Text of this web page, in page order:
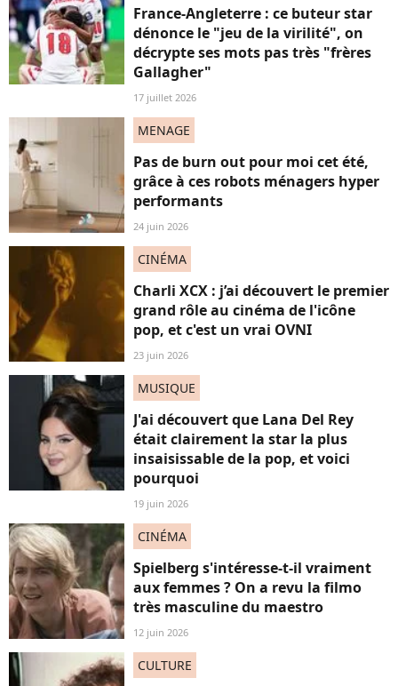
France-Angleterre : ce buteur star
dénonce le "jeu de la virilité", on
décrypte ses mots pas très "frères
Gallagher"
17 juillet 2026
MENAGE
Pas de burn out pour moi cet été,
grâce à ces robots ménagers hyper
performants
24 juin 2026
CINÉMA
Charli XCX : j’ai découvert le premier
grand rôle au cinéma de l'icône
pop, et c'est un vrai OVNI
23 juin 2026
MUSIQUE
J'ai découvert que Lana Del Rey
était clairement la star la plus
insaisissable de la pop, et voici
pourquoi
19 juin 2026
CINÉMA
Spielberg s'intéresse-t-il vraiment
aux femmes ? On a revu la filmo
très masculine du maestro
12 juin 2026
CULTURE